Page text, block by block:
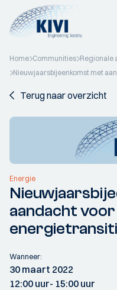
Home Communities Regionale
Nieuwjaarsbijeenkomst met
Terug naar overzicht
Energie
aandacht voor
Wanneer:
30 maart 2022
12:00 uur- 15:00 uur